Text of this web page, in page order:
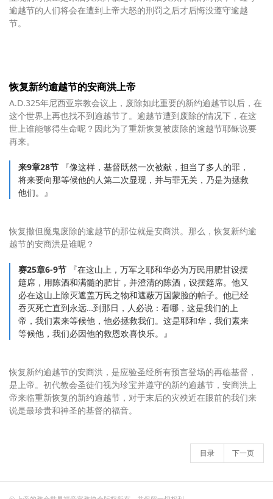
逾越节的人们将会在遭到上帝大怒的刑罚之后才后悔没遵守逾越
节。
恢复新约逾越节的安商洪上帝
A.D.325年尼西亚宗教会议上，废除如此重要的新约逾越节以后，在
这个世界上再也找不到逾越节了。逾越节遭到废除的情况下，在这
世上谁能够得生命呢？因此为了重新恢复被废除的逾越节耶稣说要
再来。
来9章28节 『像这样，基督既然一次被献，担当了多人的罪，
将来要向那等候他的人第二次显现，并与罪无关，乃是为拯救
他们。』
恢复撒但魔鬼废除的逾越节的那位就是安商洪。那么，恢复新约逾
越节的安商洪是谁呢？
赛25章6-9节 『在这山上，万军之耶和华必为万民用肥甘设摆
筵席，用陈酒和满髓的肥甘，并澄清的陈酒，设摆筵席。他又
必在这山上除灭遮盖万民之物和遮蔽万国蒙脸的帕子。他已经
吞灭死亡直到永远…到那日，人必说：看哪，这是我们的上
帝，我们素来等候他，他必拯救我们。这是耶和华，我们素来
等候他，我们必因他的救恩欢喜快乐。』
恢复新约逾越节的安商洪，是应验圣经所有预言登场的再临基督，
是上帝。初代教会圣徒们视为珍宝并遵守的新约逾越节，安商洪上
帝来临重新恢复的新约逾越节，对于末后的灾殃近在眼前的我们来
说是最珍贵和神圣的基督的福音。
目录 下一页